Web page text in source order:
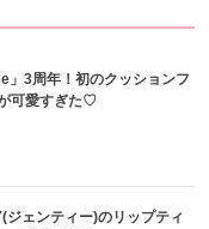
」3周年！初のクッションフ
可愛すぎた♡
ェンティー)のリップティ